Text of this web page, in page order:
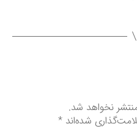
د
نخواهد شد.
شده‌اند*